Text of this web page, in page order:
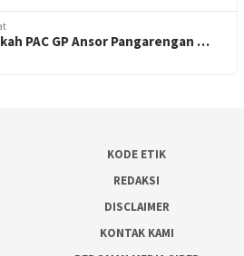
PAC GP Ansor Pangarengan …
KODE ETIK
REDAKSI
DISCLAIMER
KONTAK KAMI